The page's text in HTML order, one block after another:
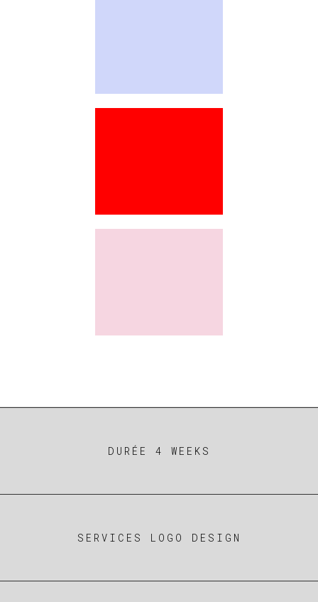
DURÉE 4 WEEKS
SERVICES LOGO DESIGN